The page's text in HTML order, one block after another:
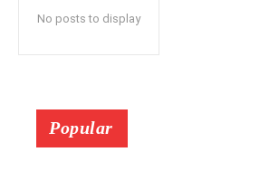
No posts to display
Popular